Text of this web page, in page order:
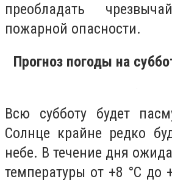
преобладать
пожарной опасности.
Прогноз погоды на
Всю субботу будет
Солнце крайне редко
небе. В течение дня
температуры от +8 °С до